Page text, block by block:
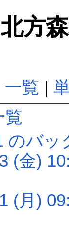
北方
一覧 |
覧
バッ
(金)
(月)